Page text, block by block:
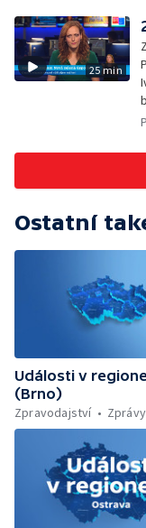
25 min
Ostatní
Události v
(Brno)
Zpravodajství
Zprávy